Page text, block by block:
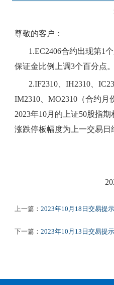
尊敬的客户：
1.EC2406合约出现第1
保证金比例上调3个百分点
2.IF2310、IH2310、
IM2310、MO2310（合约月
2023年10月的上证50股指
涨跌停板幅度为上一交易日
2023
上一篇： 2023年10月18日交易提示
下一篇： 2023年10月13日交易提示